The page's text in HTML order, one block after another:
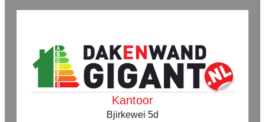
worden
productpagina
worden
productpagina
Kantoor
Bjirkewei 5d